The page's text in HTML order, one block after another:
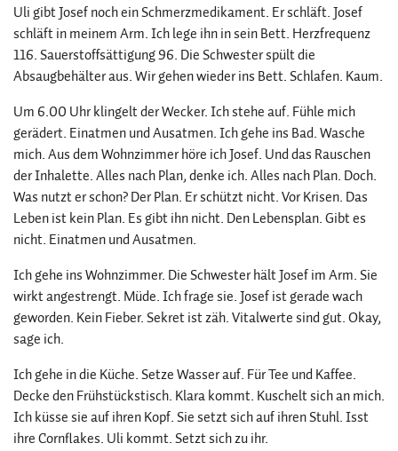
Uli gibt Josef noch ein Schmerzmedikament. Er schläft. Josef
schläft in meinem Arm. Ich lege ihn in sein Bett. Herzfrequenz
116. Sauerstoffsättigung 96. Die Schwester spült die
Absaugbehälter aus. Wir gehen wieder ins Bett. Schlafen. Kaum.
Um 6.00 Uhr klingelt der Wecker. Ich stehe auf. Fühle mich
gerädert. Einatmen und Ausatmen. Ich gehe ins Bad. Wasche
mich. Aus dem Wohnzimmer höre ich Josef. Und das Rauschen
der Inhalette. Alles nach Plan, denke ich. Alles nach Plan. Doch.
Was nutzt er schon? Der Plan. Er schützt nicht. Vor Krisen. Das
Leben ist kein Plan. Es gibt ihn nicht. Den Lebensplan. Gibt es
nicht. Einatmen und Ausatmen.
Ich gehe ins Wohnzimmer. Die Schwester hält Josef im Arm. Sie
wirkt angestrengt. Müde. Ich frage sie. Josef ist gerade wach
geworden. Kein Fieber. Sekret ist zäh. Vitalwerte sind gut. Okay,
sage ich.
Ich gehe in die Küche. Setze Wasser auf. Für Tee und Kaffee.
Decke den Frühstückstisch. Klara kommt. Kuschelt sich an mich.
Ich küsse sie auf ihren Kopf. Sie setzt sich auf ihren Stuhl. Isst
ihre Cornflakes. Uli kommt. Setzt sich zu ihr.